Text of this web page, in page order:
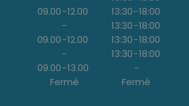
09.00-12.00 13:30-18:00
- 13:30-18:00
09.00-12.00 13:30-18:00
- 13:30-18:00
09.00-13.00
-
Fermé Fermé